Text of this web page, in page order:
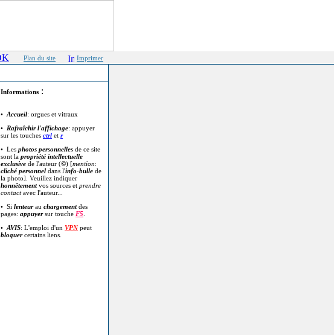
Plan du site Imprimer
Informations :
• Accueil: orgues et vitraux
• Rafraîchir l'affichage: appuyer
sur les touches ctrl et r
• Les photos personnelles de ce site
sont la propriété intellectuelle
exclusive de l'auteur (©) [mention:
cliché personnel dans l'info-bulle de
la photo]. Veuillez indiquer
honnêtementvos sources et prendre
contactavec l'auteur...
• Si lenteurau chargementdes
pages: appuyersur touche F5
• AVIS: L'emploi d'un VPNpeut
bloquercertains liens.